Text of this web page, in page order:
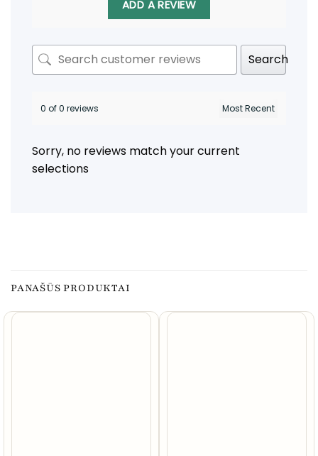
ADD A REVIEW
Search
0 of 0 reviews
Sorry, no reviews match your current
selections
PANAŠŪS PRODUKTAI